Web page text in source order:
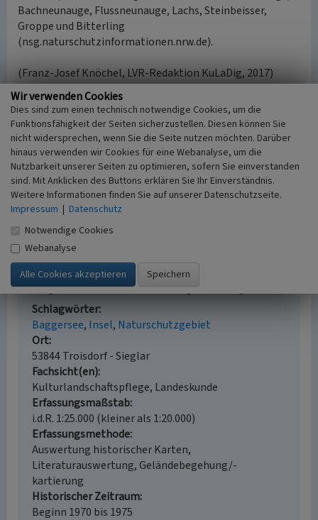
Bachneunauge, Flussneunauge, Lachs, Steinbeisser,
Groppe und Bitterling
(nsg.naturschutzinformationen.nrw.de).
(Franz-Josef Knöchel, LVR-Redaktion KuLaDig, 2017)
Internet
nsg.naturschutzinformationen.nrw.de : Naturschutzgebiet
Siegaue (SU-009) (abgerufen 23.01.2017)
natura2000-meldedok.naturschutzinformationen.nrw.de
Siegaue und Siegmuendung, Natura 2000-Nr. DE-5208-301
(abgerufen 23.01.2017)
asv-sieglar.de: Angelsportverein Sieglar e.V., Sieglarer See
(abgerufen 30.01.2017)
de.wikipedia.org: Siegaue und Siegmündung (abgerufen
30.01.2017)
Sieglarer See im Naturschutzgebiet Siegaue
Schlagwörter
Baggersee Insel Naturschutzgebiet
Ort
53844 Troisdorf - Sieglar
Fachsicht(en)
Kulturlandschaftspflege, Landeskunde
Erfassungsmaßstab
i.d.R. 1:25.000 (kleiner als 1:20.000)
Erfassungsmethode
Auswertung historischer Karten,
Literaturauswertung, Geländebegehung/-
kartierung
Historischer Zeitraum
Beginn 1970 bis 1975
Wir verwenden Cookies
Dies sind zum einen technisch notwendige Cookies, um die
Funktionsfähigkeit der Seiten sicherzustellen. Diesen können Sie
nicht widersprechen, wenn Sie die Seite nutzen möchten. Darüber
hinaus verwenden wir Cookies für eine Webanalyse, um die
Nutzbarkeit unserer Seiten zu optimieren, sofern Sie einverstanden
sind. Mit Anklicken des Buttons erklären Sie Ihr Einverständnis.
Weitere Informationen finden Sie auf unserer Datenschutzseite.
Impressum | Datenschutz
Notwendige Cookies
Webanalyse